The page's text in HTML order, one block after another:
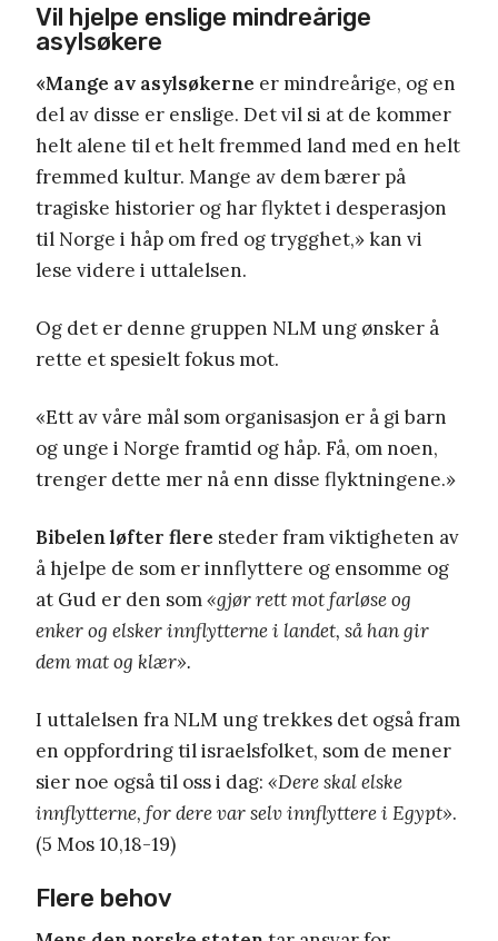
Vil hjelpe enslige mindreårige
asylsøkere
«Mange av asylsøkerne er mindreårige, og en
del av disse er enslige. Det vil si at de kommer
helt alene til et helt fremmed land med en helt
fremmed kultur. Mange av dem bærer på
tragiske historier og har flyktet i desperasjon
til Norge i håp om fred og trygghet,» kan vi
lese videre i uttalelsen.
Og det er denne gruppen NLM ung ønsker å
rette et spesielt fokus mot.
«Ett av våre mål som organisasjon er å gi barn
og unge i Norge framtid og håp. Få, om noen,
trenger dette mer nå enn disse flyktningene.»
Bibelen løfter flere steder fram viktigheten av
å hjelpe de som er innflyttere og ensomme og
at Gud er den som«gjør rett mot farløse og
enker og elsker innflytterne i landet, så han gir
dem mat og klær».
I uttalelsen fra NLM ung trekkes det også fram
en oppfordring til israelsfolket, som de mener
sier noe også til oss i dag: «Dere skal elske
innflytterne, for dere var selv innflyttere i Egypt».
(5 Mos 10,18-19)
Flere behov